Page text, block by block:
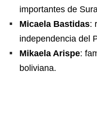
importantes de
Micaela Bastidas:
independencia del
Mikaela Arispe:
boliviana.